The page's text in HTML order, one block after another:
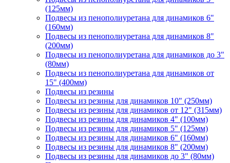
(125мм)
Подвесы из пенополиуретана для динамиков 6"
(160мм)
Подвесы из пенополиуретана для динамиков 8"
(200мм)
Подвесы из пенополиуретана для динамиков до 3"
(80мм)
Подвесы из пенополиуретана для динамиков от
15" (400мм)
Подвесы из резины
Подвесы из резины для динамиков 10" (250мм)
Подвесы из резины для динамиков от 12" (315мм)
Подвесы из резины для динамиков 4" (100мм)
Подвесы из резины для динамиков 5" (125мм)
Подвесы из резины для динамиков 6" (160мм)
Подвесы из резины для динамиков 8" (200мм)
Подвесы из резины для динамиков до 3" (80мм)